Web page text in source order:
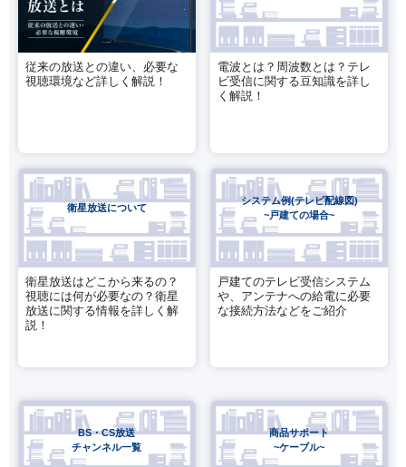
従来の放送との違い、必要な
視聴環境など詳しく解説！
電波とは？周波数とは？テレ
ビ受信に関する豆知識を詳し
く解説！
衛星放送について
衛星放送はどこから来るの？
視聴には何が必要なの？衛星
放送に関する情報を詳しく解
説！
システム例(テレビ配線図)
~戸建ての場合~
戸建てのテレビ受信システム
や、アンテナへの給電に必要
な接続方法などをご紹介
BS・CS放送
チャンネル一覧
商品サポート
~ケーブル~